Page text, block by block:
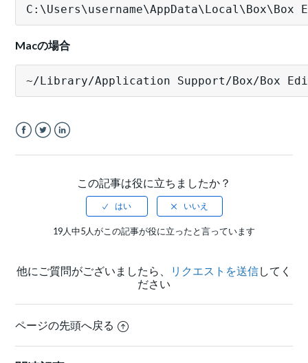
C:\Users\username\AppData\Local\Box\Box
Macの場合
~/Library/Application Support/Box/Box
この記事は役に立ちましたか？
19人中5人がこの記事が役に立ったと言っています
他にご質問がございましたら、 リクエストを送信してく
ださい
ページの先頭へ戻る